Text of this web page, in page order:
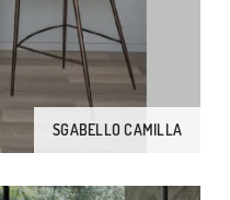
SGABELLO CAMILLA